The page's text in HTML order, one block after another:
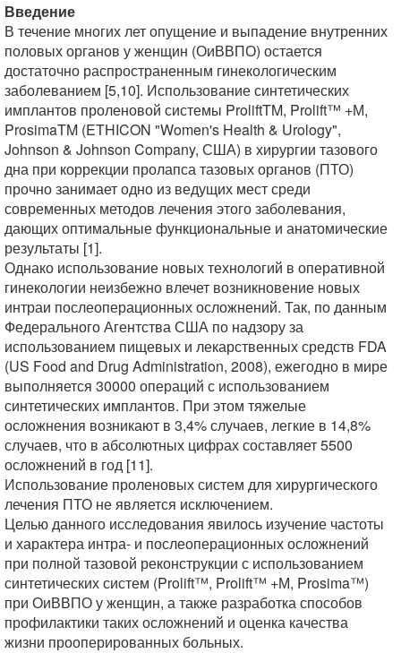
Введение
В течение многих лет опущение и выпадение внутренних
половых органов у женщин (ОиВВПО) остается
достаточно распространенным гинекологическим
заболеванием [5,10]. Использование синтетических
имплантов проленовой системы ProliftTM, Prolift™ +М,
ProsimaTM (ETHICON "Women's Health & Urology",
Johnson & Johnson Company, США) в хирургии тазового
дна при коррекции пролапса тазовых органов (ПТО)
прочно занимает одно из ведущих мест среди
современных методов лечения этого заболевания,
дающих оптимальные функциональные и анатомические
результаты [1].
Однако использование новых технологий в оперативной
гинекологии неизбежно влечет возникновение новых
интраи послеоперационных осложнений. Так, по данным
Федерального Агентства США по надзору за
использованием пищевых и лекарственных средств FDA
(US Food and Drug Administration, 2008), ежегодно в мире
выполняется 30000 операций с использованием
синтетических имплантов. При этом тяжелые
осложнения возникают в 3,4% случаев, легкие в 14,8%
случаев, что в абсолютных цифрах составляет 5500
осложнений в год [11].
Использование проленовых систем для хирургического
лечения ПТО не является исключением.
Целью данного исследования явилось изучение частоты
и характера интра- и послеоперационных осложнений
при полной тазовой реконструкции с использованием
синтетических систем (Prolift™, Prolift™ +М, Prosima™)
при ОиВВПО у женщин, а также разработка способов
профилактики таких осложнений и оценка качества
жизни прооперированных больных.